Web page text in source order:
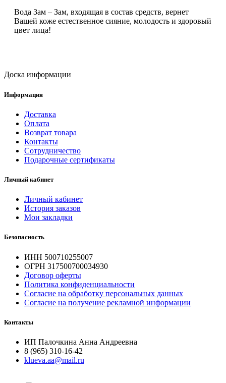
Вода Зам – Зам, входящая в состав средств, вернет
Вашей коже естественное сияние, молодость и здоровый
цвет лица!
Доска информации
Информация
Доставка
Оплата
Возврат товара
Контакты
Сотрудничество
Подарочные сертификаты
Личный кабинет
Личный кабинет
История заказов
Мои закладки
Безопасность
ИНН 500710255007
ОГРН 317500700034930
Договор оферты
Политика конфиденциальности
Согласие на обработку персональных данных
Согласие на получение рекламной информации
Контакты
ИП Палочкина Анна Андреевна
8 (965) 310-16-42
klueva.aa@mail.ru